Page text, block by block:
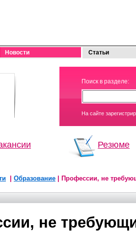
Новости Статьи
Поиск в разделе:
На сайте
Резюме
Образование | Профессии, не
не